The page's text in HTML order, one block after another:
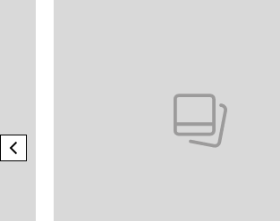
previous element